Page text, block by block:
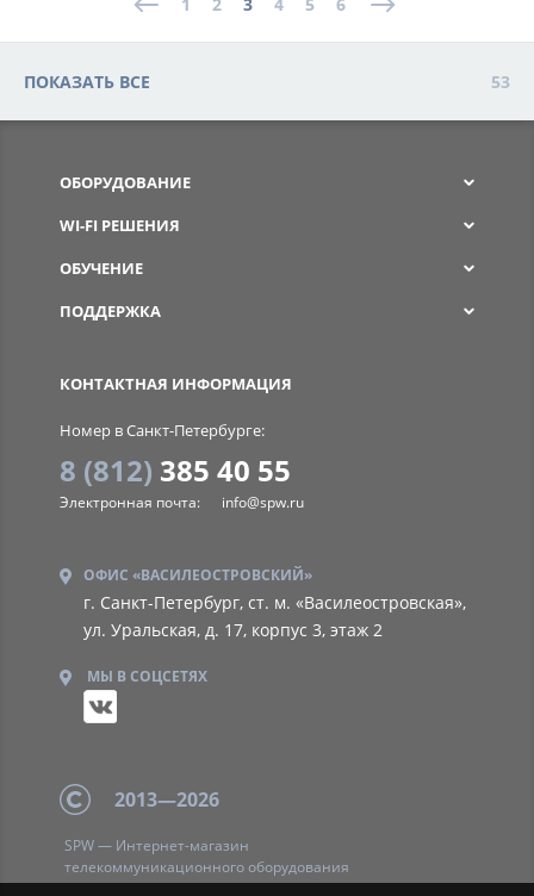
ПОКАЗАТЬ ВСЕ 53
КОНТАКТНАЯ ИНФОРМАЦИЯ
Номер в Санкт-Петербурге:
8 (812) 385 40 55
Электронная почта: info@spw.ru
ОФИС «ВАСИЛЕОСТРОВСКИЙ»
г. Санкт-Петербург, ст. м. «Василеостровская»,
ул. Уральская, д. 17, корпус 3, этаж 2
МЫ В СОЦСЕТЯХ
ОБОРУДОВАНИЕ
WI-FI РЕШЕНИЯ
ОБУЧЕНИЕ
ПОДДЕРЖКА
2013—2026
SPW — Интернет-магазин
телекоммуникационного оборудования